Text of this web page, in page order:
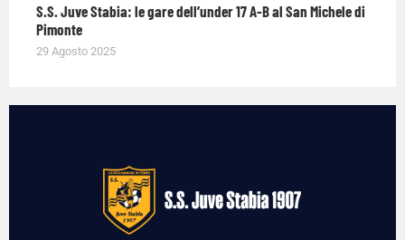
S.S. Juve Stabia: le gare dell’under 17 A-B al San Michele di
Pimonte
29 Agosto 2025